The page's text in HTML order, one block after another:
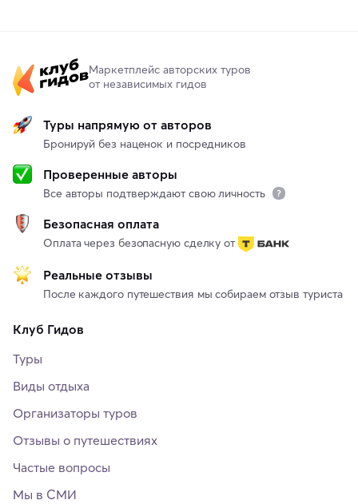
Маркетплейс авторских туров
от независимых гидов
Туры напрямую от авторов
Бронируй без наценок и посредников
Проверенные авторы
Все авторы подтверждают свою личность
Безопасная оплата
Оплата через безопасную сделку от
Реальные отзывы
После каждого путешествия мы собираем отзыв туриста
Клуб Гидов
Туры
Виды отдыха
Организаторы туров
Отзывы о путешествиях
Частые вопросы
Мы в СМИ